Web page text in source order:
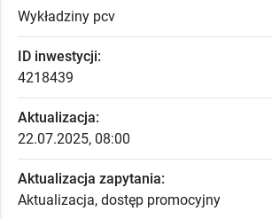
Wykładziny pcv
ID inwestycji:
4218439
Aktualizacja:
22.07.2025, 08:00
Aktualizacja zapytania:
Aktualizacja, dostęp promocyjny